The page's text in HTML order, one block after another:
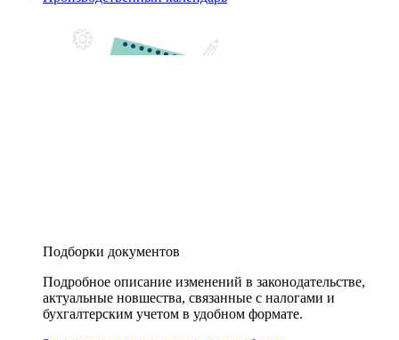
Подборки документов
Подробное описание изменений в законодательстве,
актуальные новшества, связанные с налогами и
бухгалтерским учетом в удобном формате.